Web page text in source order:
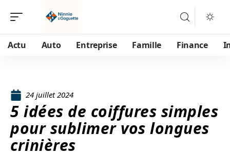
Actu Auto Entreprise Famille Finance
24 juillet 2024
5 idées de coiffures simples
pour sublimer vos longues
crinières